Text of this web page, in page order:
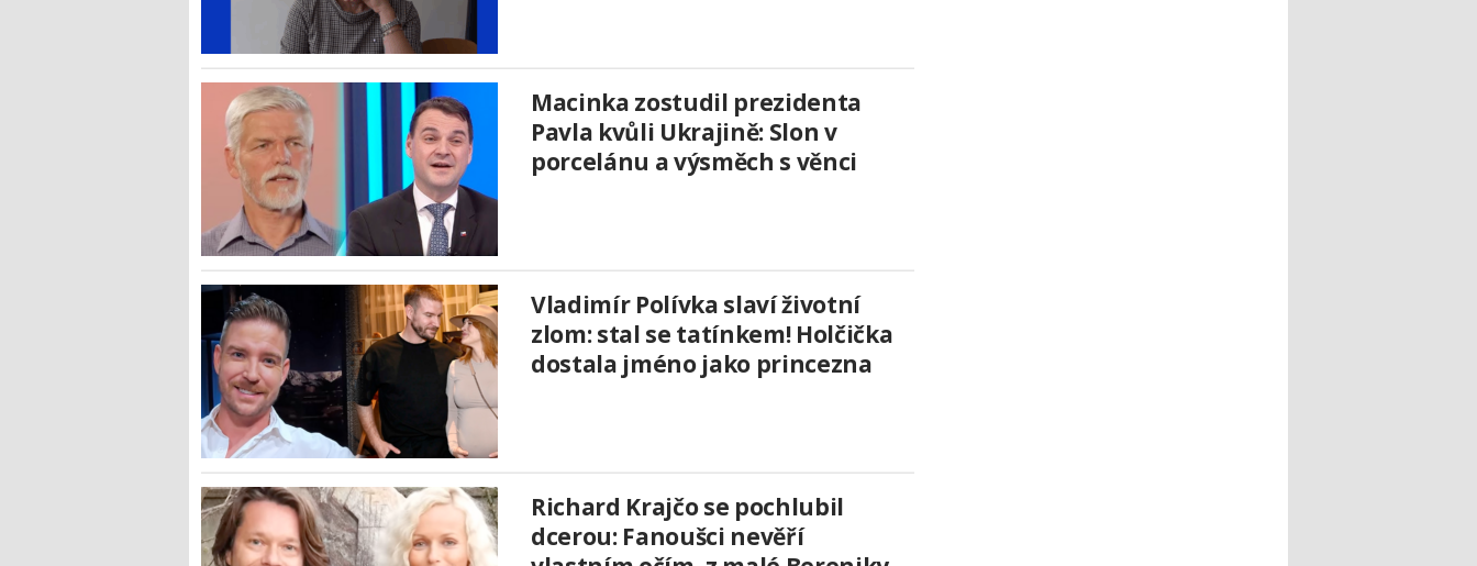
Macinka zostudil prezidenta
Pavla kvůli Ukrajině: Slon v
porcelánu a výsměch s věnci
Vladimír Polívka slaví životní
zlom: stal se tatínkem! Holčička
dostala jméno jako princezna
Richard Krajčo se pochlubil
dcerou: Fanoušci nevěří